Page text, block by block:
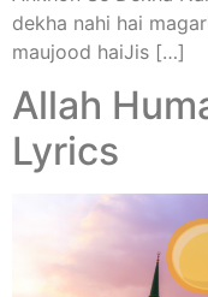
dekha nahi hai
maujood haiJis […]
Allah
Lyrics